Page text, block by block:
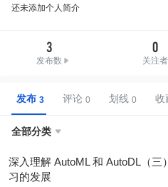
还未添加个人简介
3
发布数
0
关注者
发布 评论 划线 收
全部分类 
深入理解 AutoML 和 AutoDL（三
习的发展